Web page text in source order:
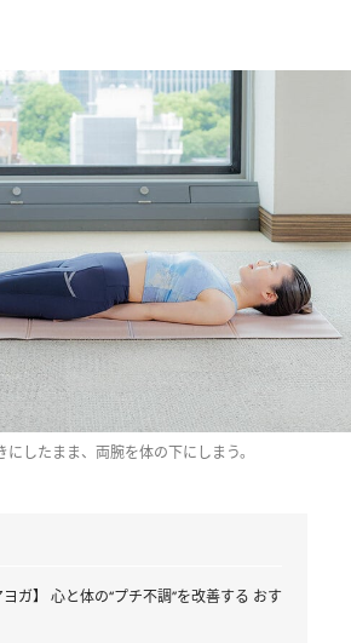
したまま、両腕を体の下にしまう。
ガ】 心と体の“プチ不調”を改善する おす